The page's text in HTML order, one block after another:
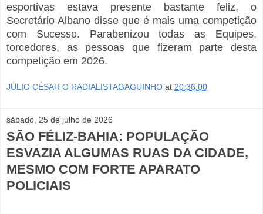
esportivas estava presente bastante feliz, o
Secretário Albano disse que é mais uma competição
com Sucesso. Parabenizou todas as Equipes,
torcedores, as pessoas que fizeram parte desta
competição em 2026.
JÚLIO CÉSAR O RADIALISTAGAGUINHO at 20:36:00
sábado, 25 de julho de 2026
SÃO FÉLIZ-BAHIA: POPULAÇÃO
ESVAZIA ALGUMAS RUAS DA CIDADE,
MESMO COM FORTE APARATO
POLICIAIS